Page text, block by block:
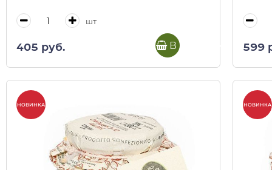
шт
405 руб. В корзину 599
НОВИНКА НОВИНКА